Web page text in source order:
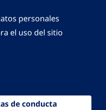
personales
el uso del sitio
de conducta